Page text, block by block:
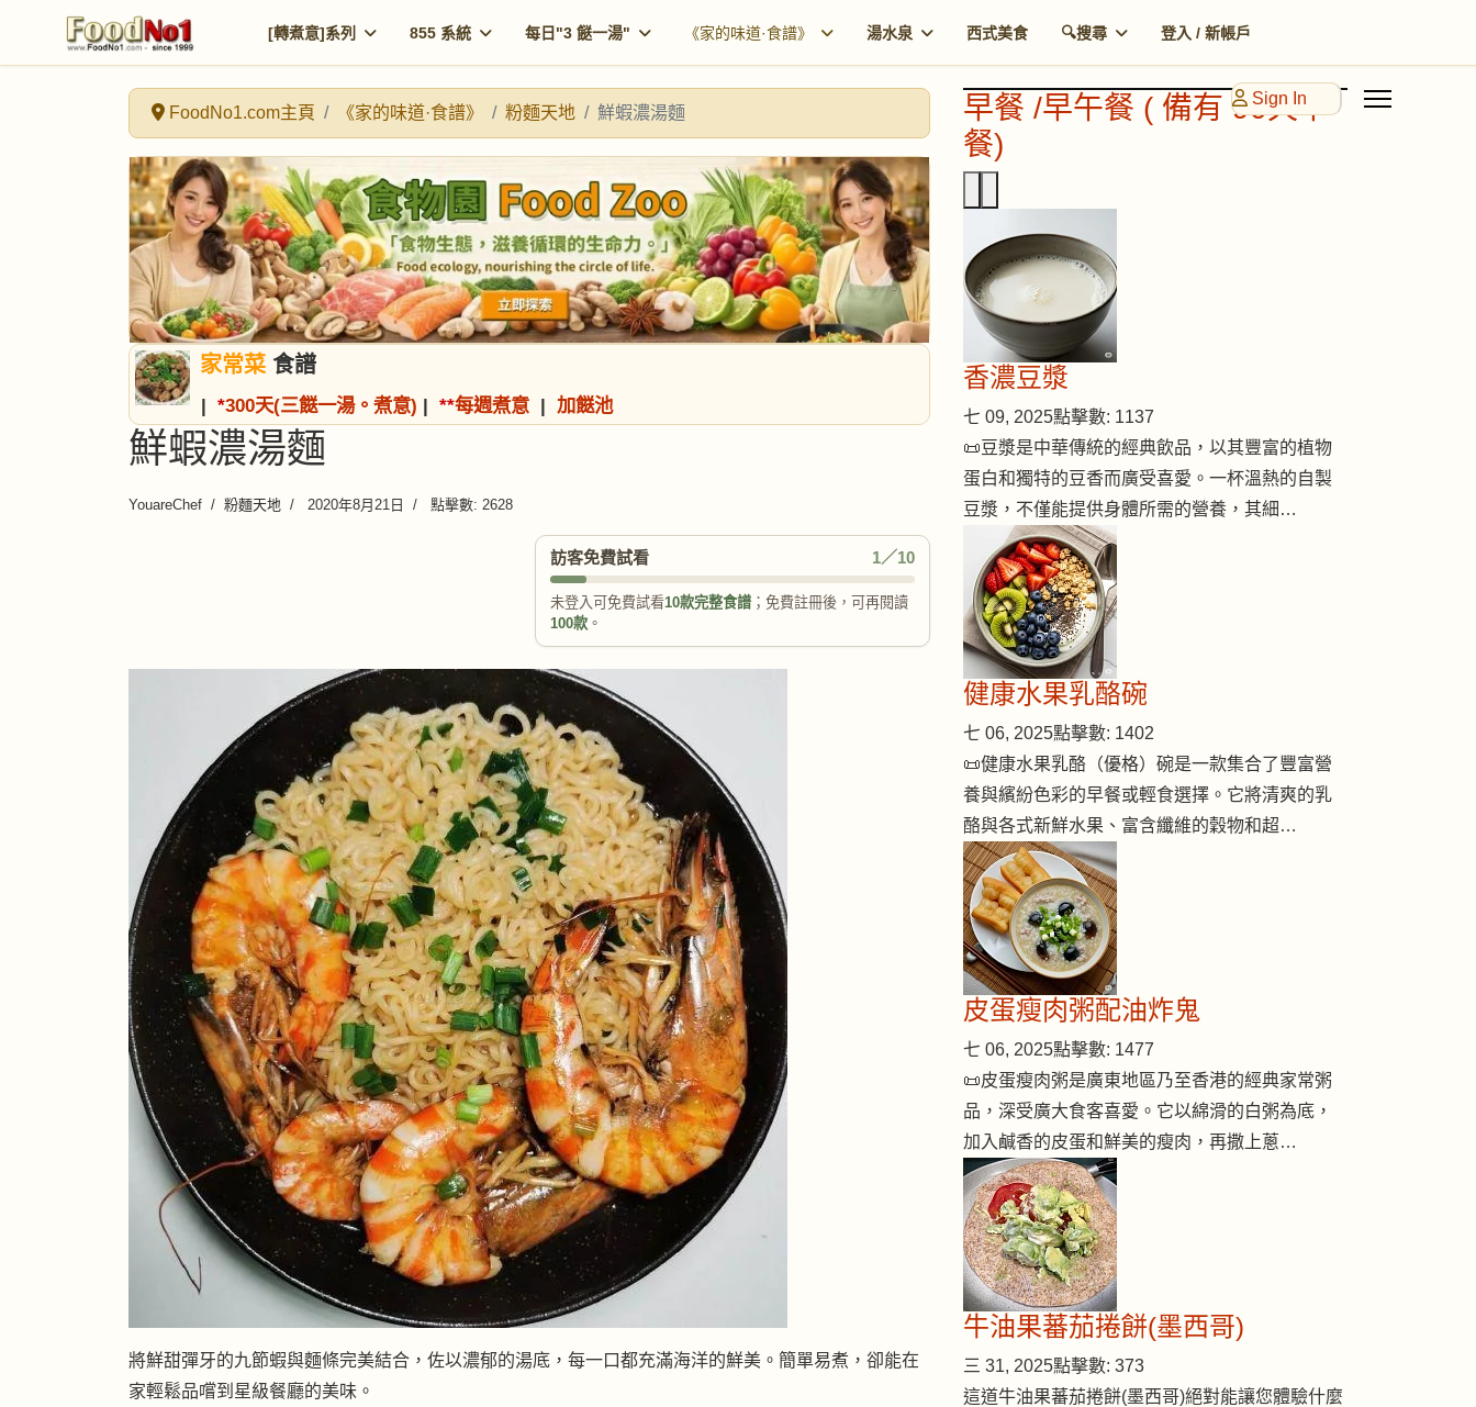
[轉煮意]系列 855 系統 每日"3 餸一湯" 《家的味道·食譜》 湯水泉 西式美食 🔍搜尋 登入 / 新帳戶
Sign In
FoodNo1.com主頁 《家的味道·食譜》 粉麵天地 鮮蝦濃湯麵
家常菜 食譜
| *300天(三餸一湯。煮意) | **每週煮意 | 加餸池
鮮蝦濃湯麵
YouareChef 粉麵天地 2020年8月21日 點擊數: 2628
訪客免費試看 1／10
未登入可免費試看10款完整食譜 ；免費註冊後，可再閱讀
100款 。
將鮮甜彈牙的九節蝦與麵條完美結合，佐以濃郁的湯底，每一口都充滿海洋的鮮美。簡單易煮，卻能在
家輕鬆品嚐到星級餐廳的美味。
早餐 /早午餐 ( 備有 90天早
餐)
香濃豆漿
七 09, 2025點擊數: 1137
📜豆漿是中華傳統的經典飲品，以其豐富的植物
蛋白和獨特的豆香而廣受喜愛。一杯溫熱的自製
豆漿，不僅能提供身體所需的營養，其細…
健康水果乳酪碗
七 06, 2025點擊數: 1402
📜健康水果乳酪（優格）碗是一款集合了豐富營
養與繽紛色彩的早餐或輕食選擇。它將清爽的乳
酪與各式新鮮水果、富含纖維的穀物和超…
皮蛋瘦肉粥配油炸鬼
七 06, 2025點擊數: 1477
📜皮蛋瘦肉粥是廣東地區乃至香港的經典家常粥
品，深受廣大食客喜愛。它以綿滑的白粥為底，
加入鹹香的皮蛋和鮮美的瘦肉，再撒上蔥…
牛油果蕃茄捲餅(墨西哥)
三 31, 2025點擊數: 373
這道牛油果蕃茄捲餅(墨西哥)絕對能讓您體驗什麼